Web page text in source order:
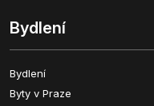
Bydlení
Bydlení
Byty v Praze